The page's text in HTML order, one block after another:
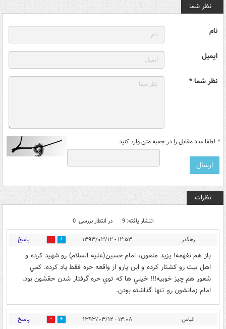
نظر شما
نام
ایمیل
نظر شما *
* لطفا عدد مقابل را در جعبه متن وارد کنید
نظرات
انتشار یافته: 9 در انتظار بررسی: 0
رهگذر ۱۲:۵۳ - ۱۳۹۳/۰۳/۱۲ 0 پاسخ
باز هم نفهمه! يزيد ملعون، امام حسين(عليه السلام) رو شهيد كرده و
اهل بيت رو كشتار كرده و اين يارو از واقعه حره فقط ياد كرده. كمي
شعور هم چيز خوبيه!!! خيلي ها كه توي حره گرفتار شدن حقشون بود.
امام زمانشون رو تنها گذاشته بودن.
الياس ۱۳:۰۸ - ۱۳۹۳/۰۳/۱۲ 0 پاسخ